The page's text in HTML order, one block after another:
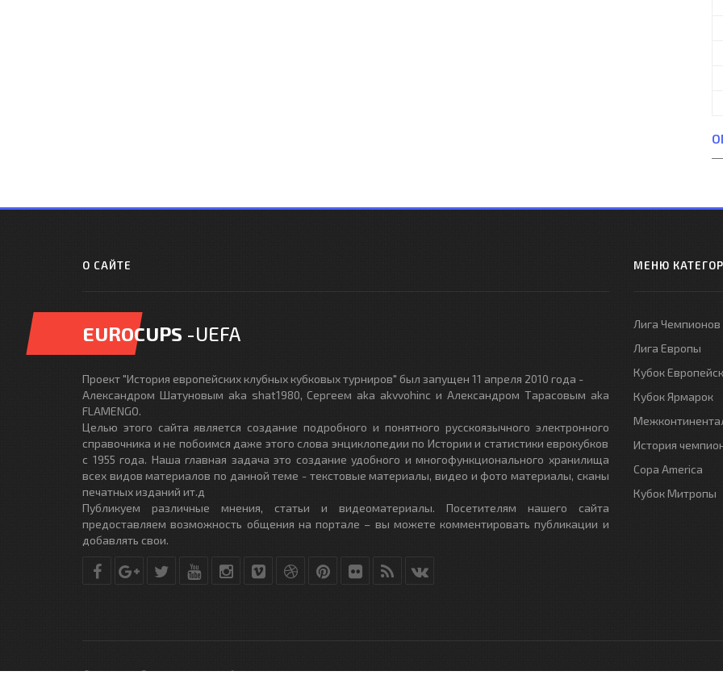
О САЙТЕ
EUROCUPS -UEFA
Проект "История европейских клубных кубковых турниров" был запущен 11 апреля 2010 года -
Александром Шатуновым aka shat1980, Сергеем aka akvvohinc и Александром Тарасовым aka
FLAMENGO.
Целью этого сайта является создание подробного и понятного русскоязычного электронного
справочника и не побоимся даже этого слова энциклопедии по Истории и статистики еврокубков
с 1955 года. Наша главная задача это создание удобного и многофункционального хранилища
всех видов материалов по данной теме - текстовые материалы, видео и фото материалы, сканы
печатных изданий ит.д
Публикуем различные мнения, статьи и видеоматериалы. Посетителям нашего сайта
предоставляем возможность общения на портале – вы можете комментировать публикации и
добавлять свои.
МЕНЮ
Лига Чемпионов
Лига Европы
Кубок
Кубок Ярмарок
История
Copa America
Кубок Митропы
© Copyright © 2010-2017. Разработано студиейDLE-THEME.RU- All Rights Reserved.